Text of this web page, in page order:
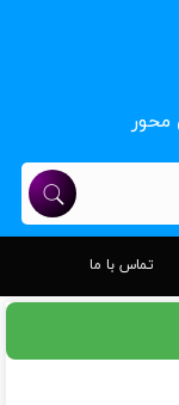
تماس با ما